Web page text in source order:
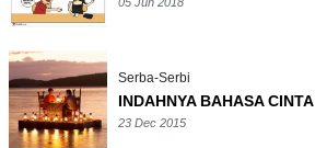
Serba-Serbi
INDAHNYA BAHASA CINTA
23 Dec 2015